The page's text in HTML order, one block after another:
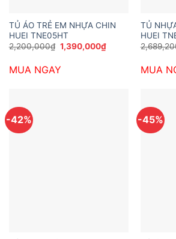
TỦ ÁO TRẺ EM NHỰA CHIN
HUEI TNE05HT
2,200,000₫ Giá
gốc
2,200,000₫.
1,390,000₫Giá
hiện
1,390,000₫.
MUA NGAY
TỦ
HUEI
MUA
-42% -45%